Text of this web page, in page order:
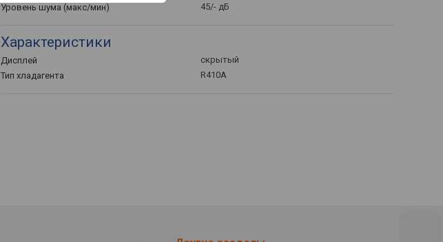
Уровень шума (макс/мин)
45/- дБ
Характеристики
Дисплей
скрытый
Тип хладагента
R410А